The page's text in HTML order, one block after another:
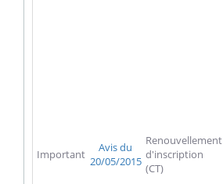
Important
Avis du
20/05/2015
Renouvellement
d'inscription
(CT)